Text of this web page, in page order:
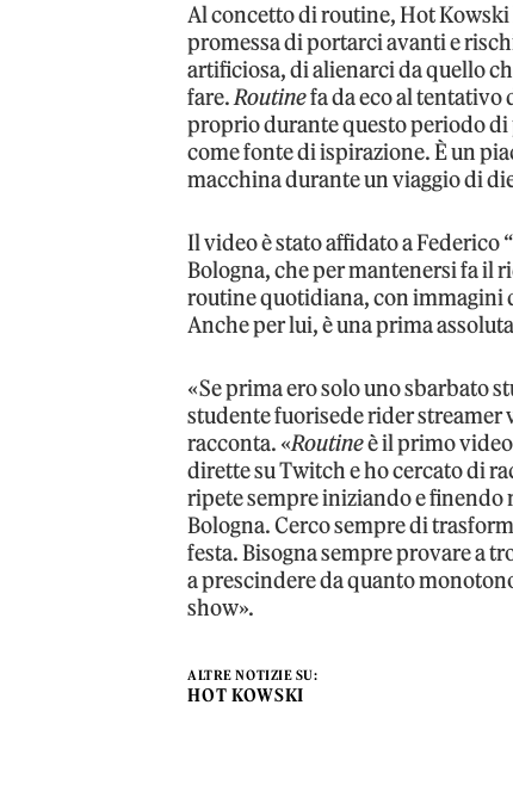
Al concetto di routine, Hot Kowski
promessa di portarci avanti e
artificiosa, di alienarci da quello
fare.Routinefa da eco al tentativo
proprio durante questo periodo di
come fonte di ispirazione. È un
macchina durante un viaggio di
Il video è stato affidato a Federico
Bologna, che per mantenersi fa il
routine quotidiana, con immagini
Anche per lui, è una prima
«Se prima ero solo uno sbarbato
studente fuorisede rider streamer
racconta. «Routineè il primo
dirette su Twitch e ho cercato di
ripete sempre iniziando e finendo
Bologna. Cerco sempre di
festa. Bisogna sempre provare a
a prescindere da quanto
show».
ALTRE NOTIZIE SU:
HOT KOWSKI